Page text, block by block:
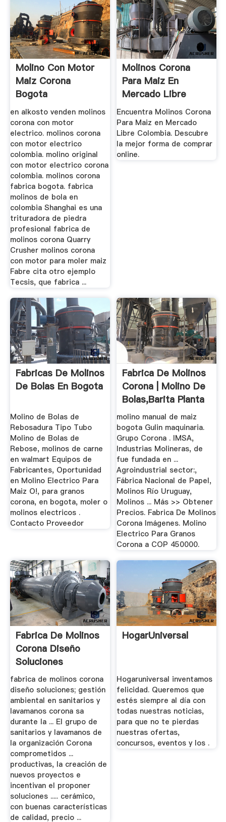
Molino Con Motor
Maiz Corona
Bogota
en alkosto venden molinos
corona con motor
electrico. molinos corona
con motor electrico
colombia. molino original
con motor electrico corona
colombia. molinos corona
fabrica bogota. fabrica
molinos de bola en
colombia Shanghai es una
trituradora de piedra
profesional fabrica de
molinos corona Quarry
Crusher molinos corona
con motor para moler maiz
Fabre cita otro ejemplo
Tecsis, que fabrica ...
Molinos Corona
Para Maiz En
Mercado Libre
Colombia
Encuentra Molinos Corona
Para Maiz en Mercado
Libre Colombia. Descubre
la mejor forma de comprar
online.
Fabricas De Molinos
De Bolas En Bogota
Molino de Bolas de
Rebosadura Tipo Tubo
Molino de Bolas de
Rebose, molinos de carne
en walmart Equipos de
Fabricantes, Oportunidad
en Molino Electrico Para
Maiz O!, para granos
corona, en bogota, moler o
molinos electricos .
Contacto Proveedor
Fabrica De Molinos
Corona | Molino De
Bolas,Barita Planta
...
molino manual de maiz
bogota Gulin maquinaria.
Grupo Corona . IMSA,
Industrias Molineras, de
fue fundada en ...
Agroindustrial sector:,
Fábrica Nacional de Papel,
Molinos Río Uruguay,
Molinos ... Más >> Obtener
Precios. Fabrica De Molinos
Corona Imágenes. Molino
Electrico Para Granos
Corona a COP 450000.
Fabrica De Molinos
Corona Diseño
Soluciones
fabrica de molinos corona
diseño soluciones; gestión
ambiental en sanitarios y
lavamanos corona sa
durante la ... El grupo de
sanitarios y lavamanos de
la organización Corona
comprometidos ...
productivas, la creación de
nuevos proyectos e
incentivan el proponer
soluciones ..... cerámico,
con buenas características
de calidad, precio ...
HogarUniversal
Hogaruniversal inventamos
felicidad. Queremos que
estés siempre al día con
todas nuestras noticias,
para que no te pierdas
nuestras ofertas,
concursos, eventos y los .